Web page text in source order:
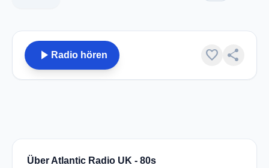
play_arrow Radio hören favorite share
Über Atlantic Radio UK - 80s